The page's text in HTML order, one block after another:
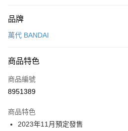
信用卡一次付款
Apple Pay
Google Pay
大哥付你分期
相關說明
品牌
萬代 BANDAI
商品特色
商品編號
8951389
商品特色
2023年11月預定發售